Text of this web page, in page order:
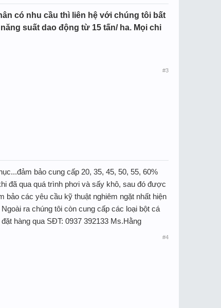
có nhu cầu thì liên hệ với chúng tôi bất
suất dao động từ 15 tấn/ ha. Mọi chi
#3
bảo cung cấp 20, 35, 45, 50, 55, 60%
đã qua quá trình phơi và sấy khô, sau đó được
bảo các yêu cầu kỹ thuật nghiêm ngặt nhất hiện
ra chúng tôi còn cung cấp các loại bột cá
hàng qua SĐT: 0937 392133 Ms.Hằng
#4